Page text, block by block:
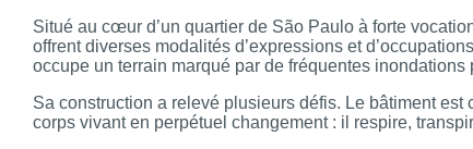
Situé au cœur d’un quartier de São Paulo à forte
offrent diverses modalités d’expressions et
occupe un terrain marqué par de fréquentes inondations
Sa construction a relevé plusieurs défis. Le bâtiment est
corps vivant en perpétuel changement : il respire,